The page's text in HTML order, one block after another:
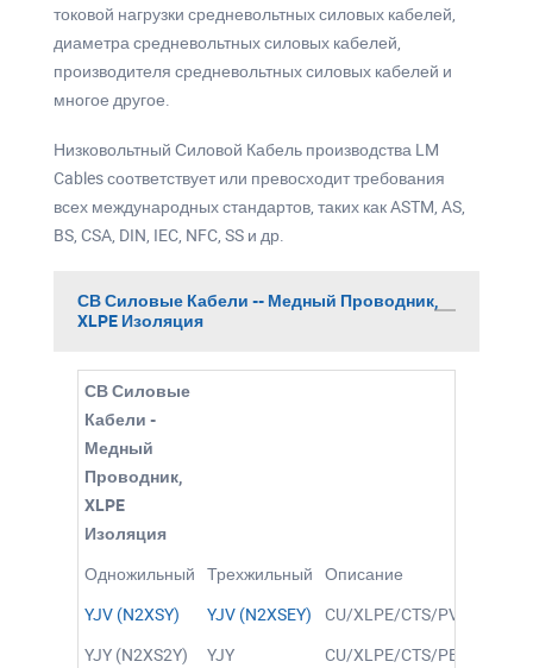
токовой нагрузки средневольтных силовых кабелей,
диаметра средневольтных силовых кабелей,
производителя средневольтных силовых кабелей и
многое другое.
Низковольтный Силовой Кабель производства LM
Cables соответствует или превосходит требования
всех международных стандартов, таких как ASTM, AS,
BS, CSA, DIN, IEC, NFC, SS и др.
СВ Силовые Кабели -- Медный Проводник,
XLPE Изоляция
СВ Силовые
Кабели -
Медный
Проводник,
XLPE
Изоляция
Одножильный Трехжильный Описание
YJV (N2XSY)
YJV (N2XSEY)
CU/XLPE/CTS/PVC
YJY (N2XS2Y)
YJY CU/XLPE/CTS/PE